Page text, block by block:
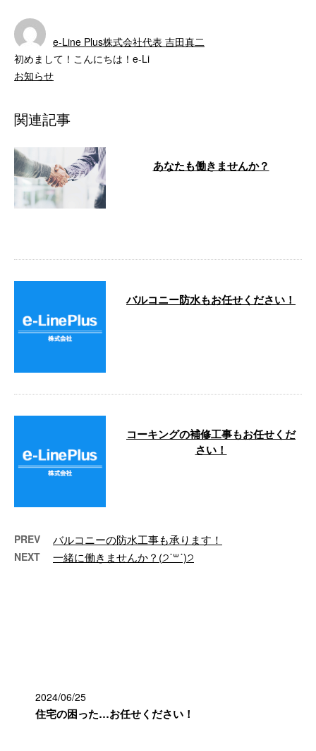
e-Line Plus株式会社代表 吉田真二
初めまして！こんにちは！e-Li
お知らせ
関連記事
あなたも働きませんか？
バルコニー防水もお任せください！
コーキングの補修工事もお任せくだ
さい！
PREV バルコニーの防水工事も承ります！
NEXT 一緒に働きませんか？(੭˙꒳​˙)੭
2024/06/25
住宅の困った…お任せください！